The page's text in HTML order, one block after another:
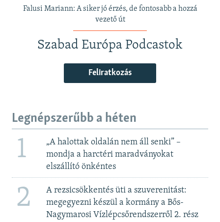
Falusi Mariann: A siker jó érzés, de fontosabb a hozzá
vezető út
Szabad Európa Podcastok
Feliratkozás
Legnépszerűbb a héten
1
„A halottak oldalán nem áll senki” –
mondja a harctéri maradványokat
elszállító önkéntes
2
A rezsicsökkentés üti a szuverenitást:
megegyezni készül a kormány a Bős-
Nagymarosi Vízlépcsőrendszerről 2. rész